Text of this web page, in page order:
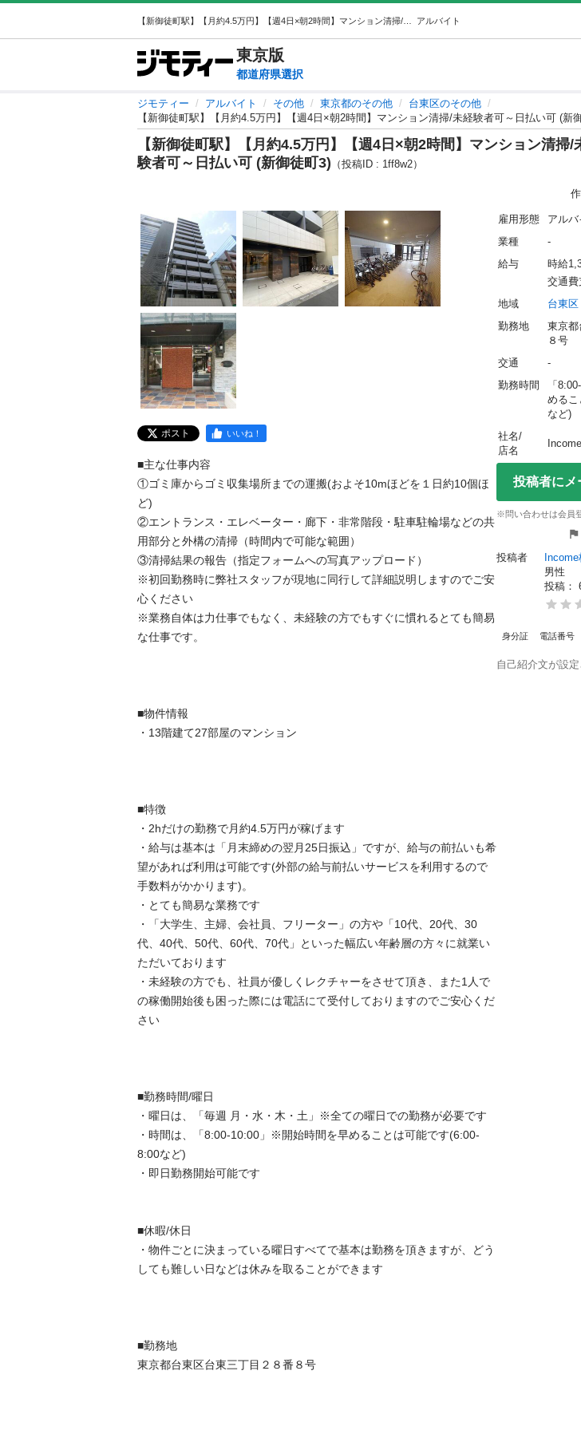
アルバイト
東京版
都道府県選択
ジモティー アルバイト その他 東京都のその他
台東区のその他
【新御徒町駅】【月約4.5万円】【週4日×朝2時間】マンション清掃/未経験者可～日払い可 (新
【新御徒町駅】【月約4.5万円】【週4日×朝2時間】マンション清掃/
験者可～日払い可 (新御徒町3) （投稿ID : 1ff8w2）
ポスト いいね！
■主な仕事内容
①ゴミ庫からゴミ収集場所までの運搬(およそ10mほどを１日約10個ほ
ど)
②エントランス・エレベーター・廊下・非常階段・駐車駐輪場などの共
用部分と外構の清掃（時間内で可能な範囲）
③清掃結果の報告（指定フォームへの写真アップロード）
※初回勤務時に弊社スタッフが現地に同行して詳細説明しますのでご安
心ください
※業務自体は力仕事でもなく、未経験の方でもすぐに慣れるとても簡易
な仕事です。
■物件情報
・13階建て27部屋のマンション
■特徴
・2hだけの勤務で月約4.5万円が稼げます
・給与は基本は「月末締めの翌月25日振込」ですが、給与の前払いも希
望があれば利用は可能です(外部の給与前払いサービスを利用するので
手数料がかかります)。
・とても簡易な業務です
・「大学生、主婦、会社員、フリーター」の方や「10代、20代、30
代、40代、50代、60代、70代」といった幅広い年齢層の方々に就業い
ただいております
・未経験の方でも、社員が優しくレクチャーをさせて頂き、また1人で
の稼働開始後も困った際には電話にて受付しておりますのでご安心くだ
さい
■勤務時間/曜日
・曜日は、「毎週 月・水・木・土」※全ての曜日での勤務が必要です
・時間は、「8:00-10:00」※開始時間を早めることは可能です(6:00-
8:00など)
・即日勤務開始可能です
■休暇/休日
・物件ごとに決まっている曜日すべてで基本は勤務を頂きますが、どう
しても難しい日などは休みを取ることができます
■勤務地
東京都台東区台東三丁目２８番８号
雇用形態
アルバ
業種
-
給与
時給
交通費
地域
台東区
勤務地
東京都
８号
交通
-
勤務時間
「
めるこ
など)
社名/
店名
投稿者にメ
※問い合わせは会員
投稿者
男性
投稿：
身分証 電話番号
自己紹介文が設